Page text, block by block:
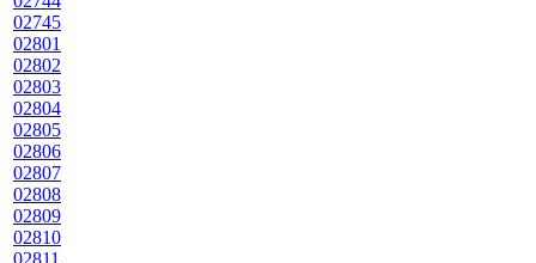
02745
02801
02802
02803
02804
02805
02806
02807
02808
02809
02810
02811